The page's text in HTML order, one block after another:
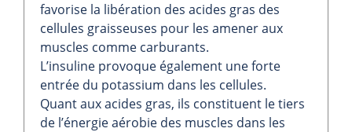
favorise la libération des acides gras des
cellules graisseuses pour les amener aux
muscles comme carburants.
L’insuline provoque également une forte
entrée du potassium dans les cellules.
Quant aux acides gras, ils constituent le tiers
de l’énergie aérobie des muscles dans les